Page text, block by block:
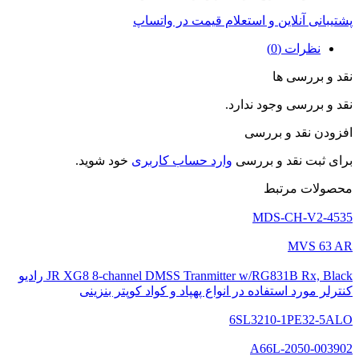
پشتیبانی آنلاین و استعلام قیمت در واتساپ
نظرات (0)
نقد و بررسی ها
نقد و بررسی وجود ندارد.
افزودن نقد و بررسی
برای ثبت نقد و بررسی وارد حساب کاربری خود شوید.
محصولات مرتبط
MDS-CH-V2-4535
MVS 63 AR
JR XG8 8-channel DMSS Tranmitter w/RG831B Rx, Black رادیو
کنترلر مورد استفاده در انواع پهپاد و کواد کوپتر بنزینی
6SL3210-1PE32-5ALO
A66L-2050-003902